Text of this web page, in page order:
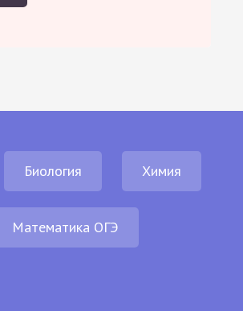
Биология Химия
Математика ОГЭ